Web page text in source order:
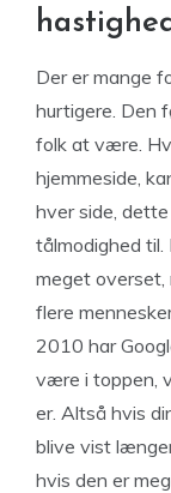
Der er mange
hurtigere. Den
folk at være.
hjemmeside,
hver side,
tålmodighed til.
meget
flere
2010 har
være i toppen,
er. Altså hvis
blive vist
hvis den er